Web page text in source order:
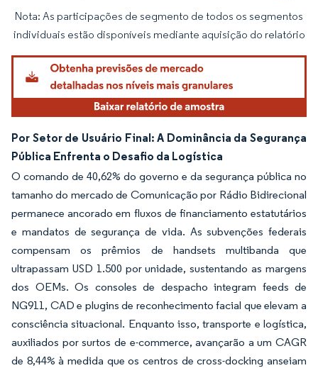
Imagem © Mordor Intelligence. O reuso requer atribuição conforme CC BY 4.0.
Nota: As participações de segmento de todos os segmentos
individuais estão disponíveis mediante aquisição do relatório
Por Setor de Usuário Final: A Dominância da Segurança
Pública Enfrenta o Desafio da Logística
O comando de 40,62% do governo e da segurança pública no
tamanho do mercado de Comunicação por Rádio Bidirecional
permanece ancorado em fluxos de financiamento estatutários
e mandatos de segurança de vida. As subvenções federais
compensam os prêmios de handsets multibanda que
ultrapassam USD 1.500 por unidade, sustentando as margens
dos OEMs. Os consoles de despacho integram feeds de
NG911, CAD e plugins de reconhecimento facial que elevam a
consciência situacional. Enquanto isso, transporte e logística,
auxiliados por surtos de e-commerce, avançarão a um CAGR
de 8,44% à medida que os centros de cross-docking anseiam